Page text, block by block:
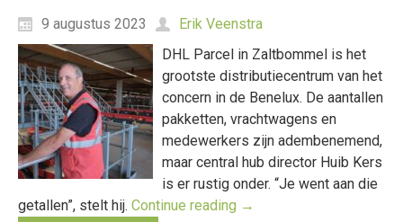
9 augustus 2023
Erik Veenstra
DHL Parcel in Zaltbommel is het
grootste distributiecentrum van het
concern in de Benelux. De aantallen
pakketten, vrachtwagens en
medewerkers zijn adembenemend,
maar central hub director Huib Kers
is er rustig onder. “Je went aan die
getallen”, stelt hij. Continue reading →